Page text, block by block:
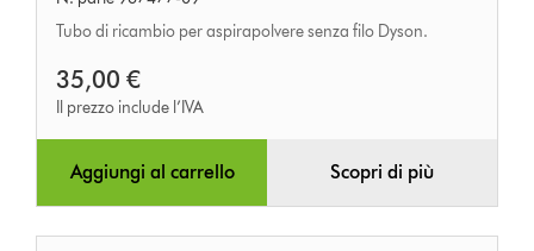
Tubo di ricambio per aspirapolvere senza filo Dyson.
35,00 €
Il prezzo include l’IVA
Aggiungi al carrello Scopri di più